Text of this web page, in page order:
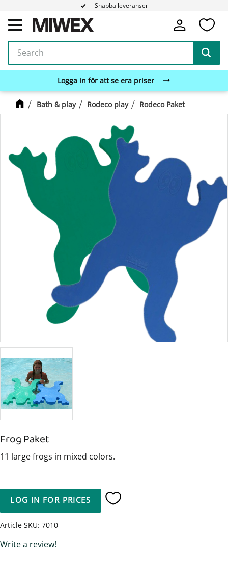
Menu
Snabba leveranser
Logga in för att se era priser
Bath & play Rodeco play Rodeco Paket
Frog Paket
11 large frogs in mixed colors.
LOG IN FOR PRICES Add to favorites
Article SKU 7010
Write a review!